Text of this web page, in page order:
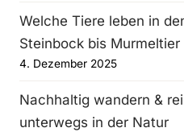
Welche Tiere leben in
Steinbock bis Murmeltier
4. Dezember 2025
Nachhaltig wandern &
unterwegs in der Natur